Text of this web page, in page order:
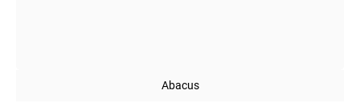
Abacus